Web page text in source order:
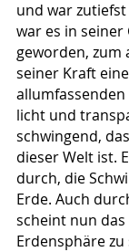
und war
war es in
geworden, zum
seiner Kraft
licht und
schwingend,
dieser Welt ist.
durch, die
Erde. Auch
scheint nun
Erdensphäre